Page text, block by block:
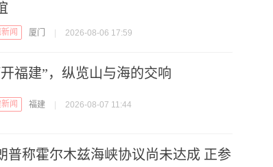
闻 厦门 2026-08-06 17:59
福建”，纵览山与海的交响
闻 福建 2026-08-07 11:44
普称霍尔木兹海峡协议尚未达成 正参